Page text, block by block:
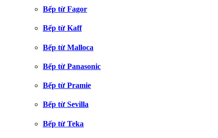
Bếp từ Fagor
Bếp từ Kaff
Bếp từ Malloca
Bếp từ Panasonic
Bếp từ Pramie
Bếp từ Sevilla
Bếp từ Teka